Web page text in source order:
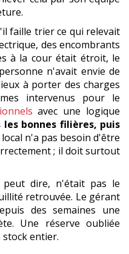
faille trier ce qui relevait
des encombrants
à la cour était étroit, le
n'avait envie de
à porter des charges
intervenus pour le
avec une logique
bonnes filières, puis
local n'a pas besoin d'être
; il doit surtout
dire, n'était pas le
retrouvée. Le gérant
des semaines une
Une réserve oubliée
entier.